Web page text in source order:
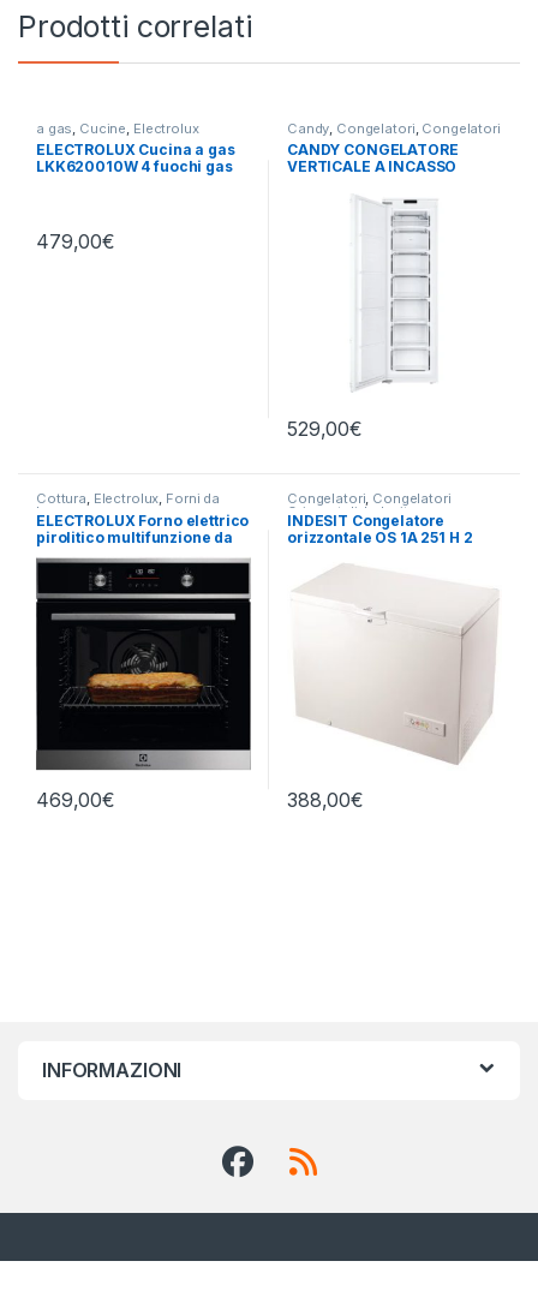
Prodotti correlati
a gas Cucine Electrolux
ELECTROLUX Cucina a gas
LKK620010W 4 fuochi gas
479,00€
Candy Congelatori Congelatori
Verticali,libera installazione
CANDY CONGELATORE
VERTICALE A INCASSO
529,00€
Cottura, Electrolux, Forni da
Incasso
ELECTROLUX Forno elettrico
pirolitico multifunzione da
incasso EOF6P46X
469,00€
Congelatori, Congelatori
Orizzontali, Indesit
INDESIT Congelatore
orizzontale OS 1A 251 H 2
388,00€
INFORMAZIONI